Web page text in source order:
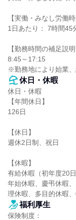
【実働・みなし労働時
1日あたり： 7時間45
【勤務時間の補足説明
8:45～17:15
※勤務地により始業
休日・休暇
休日・休暇
【年間休日】
126日
【休日】
週休2日制、祝日
【休暇】
有給休暇（初年度20
年始休暇、慶弔休暇
理休暇、多目的休暇
福利厚生
保険制度：